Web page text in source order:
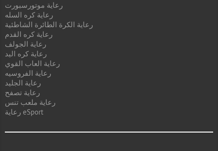
رعاية موتورسبورت
رعاية كره السله
رعاية الكرة الطائرة الشاطئية
رعاية كره القدم
رعاية الجولف
رعاية كره اليد
رعاية العاب القوي
رعاية الفروسيه
رعاية الجليد
رعاية تصفح
رعاية ملعب تنس
رعاية eSport